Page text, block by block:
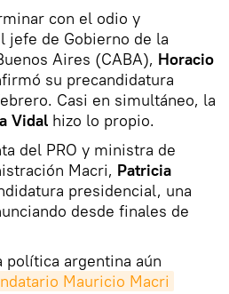
con el odio y
jefe de Gobierno de la
Aires (CABA), Horacio
su precandidatura
Casi en simultáneo, la
Vidal hizo lo propio.
del PRO y ministra de
Macri, Patricia
presidencial, una
desde finales de
política argentina aún
Mauricio Macri